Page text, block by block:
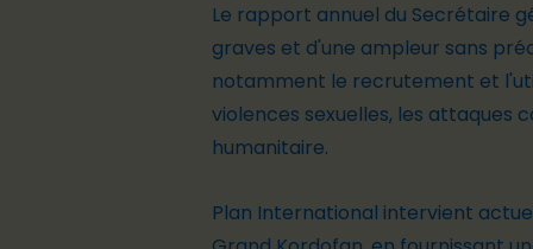
Le rapport annuel du Secrétaire
graves et d'une ampleur sans
notamment le recrutement et
violences sexuelles, les attaques
humanitaire.
Plan International intervient